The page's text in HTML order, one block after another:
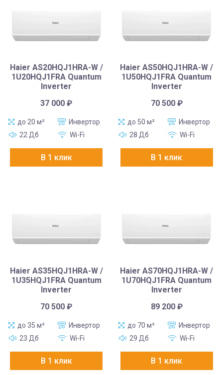
Haier AS20HQJ1HRA-W /
1U20HQJ1FRA Quantum
Inverter
37 000₽
до 20 м²
Инвертор
22 Дб
Wi-Fi
В 1 клик
Haier AS50HQJ1HRA-W /
1U50HQJ1FRA Quantum
Inverter
70 500 ₽
до 50 м²
Инвертор
28 Дб
Wi-Fi
В 1 клик
Haier AS35HQJ1HRA-W /
1U35HQJ1FRA Quantum
Inverter
70 500₽
до 35 м²
Инвертор
23 Дб
Wi-Fi
В 1 клик
Haier AS70HQJ1HRA-W /
1U70HQJ1FRA Quantum
Inverter
89 200 ₽
до 70 м²
Инвертор
29 Дб
Wi-Fi
В 1 клик